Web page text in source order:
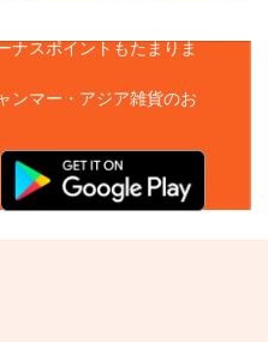
ナスポイントもたまりま
ンマー・アジア雑貨のお